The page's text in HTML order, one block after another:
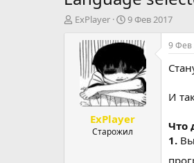
А
м
ExPlayer
Д
т
н
а
ч
а
л
а
9 Фев 2017
ExPlayer
Старожил
9 Фев
И
Что
1.